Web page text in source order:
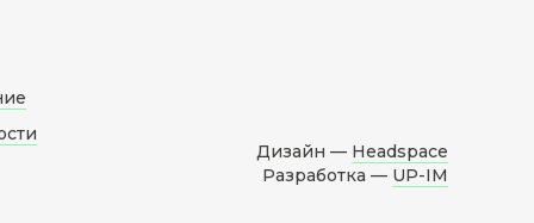
Дизайн — Headspace
Разработка — UP-IM